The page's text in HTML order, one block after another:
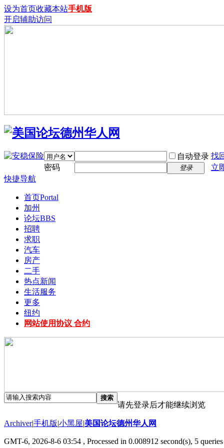
设为首页收藏本站手机版
开启辅助访问
自动登录 找
密码
登录
立
快捷导航
首页Portal
加州
论坛BBS
招聘
求职
汽车
房产
二手
热点新闻
生活服务
更多
纽约
网站使用协议 合约
搜索
请先登录后才能继续浏览
Archiver|手机版|小黑屋|美国论坛德州华人网
GMT-6, 2026-8-6 03:54 , Processed in 0.008912 second(s), 5